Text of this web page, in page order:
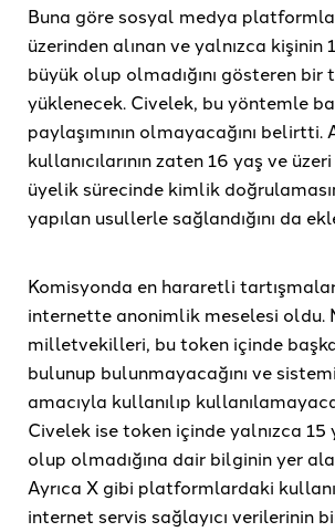
Buna göre sosyal medya
üzerinden alınan ve yalnızca kişinin
büyük olup olmadığını gösteren bir
yüklenecek. Civelek, bu yöntemle
paylaşımının olmayacağını belirtti.
kullanıcılarının zaten 16 yaş ve
üyelik sürecinde kimlik
yapılan usullerle sağlandığını da
Komisyonda en hararetli
internette anonimlik meselesi oldu.
milletvekilleri, bu token içinde
bulunup bulunmayacağını ve
amacıyla kullanılıp
Civelek ise token içinde yalnızca 15
olup olmadığına dair bilginin yer
Ayrıca X gibi platformlardaki
internet servis sağlayıcı verilerinin